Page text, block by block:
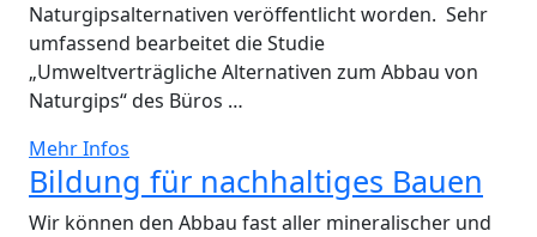
Naturgipsalternativen veröffentlicht worden. Sehr
umfassend bearbeitet die Studie
„Umweltverträgliche Alternativen zum Abbau von
Naturgips“ des Büros …
Mehr Infos
Bildung für nachhaltiges Bauen
Wir können den Abbau fast aller mineralischer und